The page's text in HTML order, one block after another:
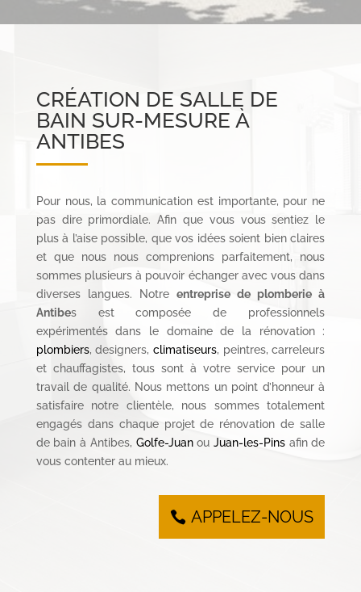
CRÉATION DE SALLE DE
BAIN SUR-MESURE À
ANTIBES
Pour nous, la communication est importante, pour ne
pas dire primordiale. Afin que vous vous sentiez le
plus à l’aise possible, que vos idées soient bien claires
et que nous nous comprenions parfaitement, nous
sommes plusieurs à pouvoir échanger avec vous dans
diverses langues. Notre entreprise de plomberie à
Antibes est composée de professionnels
expérimentés dans le domaine de la rénovation :
plombiers, designers, climatiseurs, peintres, carreleurs
et chauffagistes, tous sont à votre service pour un
travail de qualité. Nous mettons un point d’honneur à
satisfaire notre clientèle, nous sommes totalement
engagés dans chaque projet de rénovation de salle
de bain à Antibes, Golfe-Juanou Juan-les-Pinsafin de
vous contenter au mieux.
APPELEZ-NOUS